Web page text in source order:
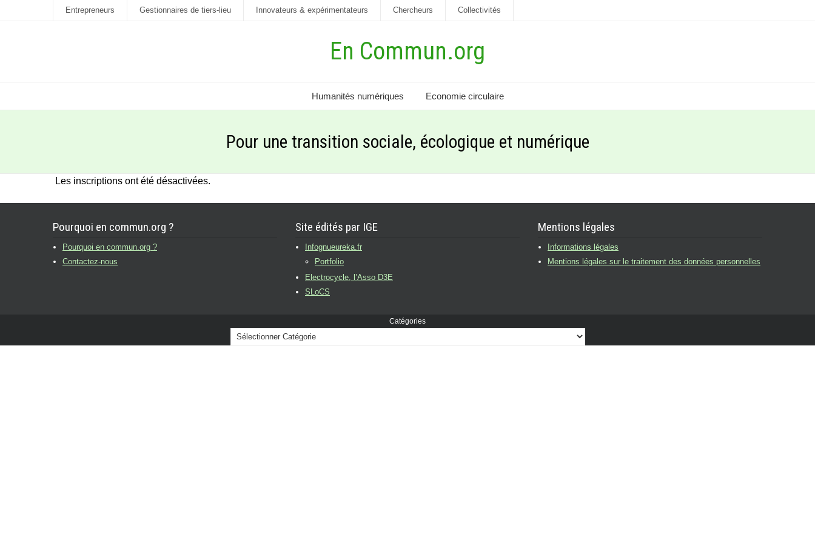
Entrepreneurs Gestionnaires de tiers-lieu Innovateurs & expérimentateurs Chercheurs Collectivités
En Commun.org
Humanités numériques Economie circulaire
Pour une transition sociale, écologique et numérique
Les inscriptions ont été désactivées.
Pourquoi en commun.org ?
Pourquoi en commun.org ?
Contactez-nous
Site édités par IGE
Infognueureka.fr
Portfolio
Electrocycle, l’Asso D3E
SLoCS
Mentions légales
Informations légales
Mentions légales sur le traitement des données personnelles
Catégories